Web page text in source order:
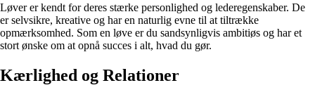
Løver er kendt for deres stærke personlighed og lederegenskaber. De
er selvsikre, kreative og har en naturlig evne til at tiltrække
opmærksomhed. Som en løve er du sandsynligvis ambitiøs og har et
stort ønske om at opnå succes i alt, hvad du gør.
Kærlighed og Relationer